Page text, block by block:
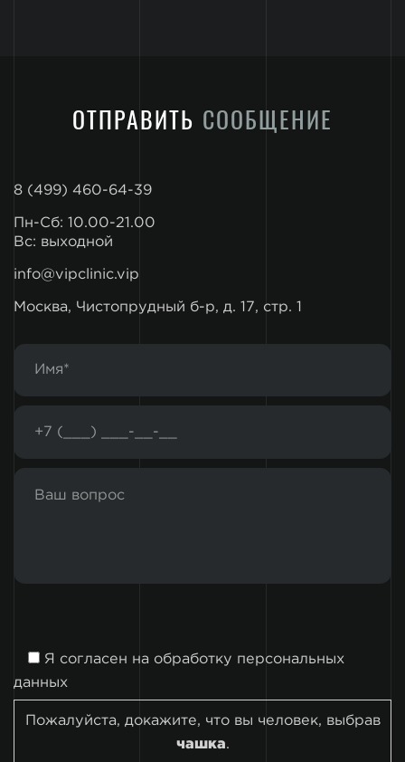
ОТПРАВИТЬ СООБЩЕНИЕ
8 (499) 460-64-39
Пн-Сб: 10.00-21.00
Вс: выходной
info@vipclinic.vip
Москва, Чистопрудный б-р, д. 17, стр. 1
Я согласен на обработку персональных
данных
Пожалуйста, докажите, что вы человек, выбрав
чашка.